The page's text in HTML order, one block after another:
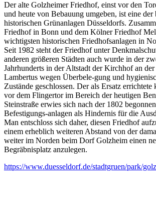
Der alte Golzheimer Friedhof, einst vor den
und heute von Bebauung umgeben, ist eine der
historischen Grünanlagen Düsseldorfs.
Friedhof in Bonn und dem Kölner Friedhof
wichtigsten historischen Friedhofsanlagen in
Seit 1982 steht der Friedhof unter
anderen größeren Städten auch wurde in der
Jahrhunderts in der Altstadt der Kirchhof an
Lambertus wegen Überbele-gung und
Zustände geschlossen. Der als Ersatz
vor dem Flingertor im Bereich der heutigen
Steinstraße erwies sich nach der 1802
Befestigungs-anlagen als Hindernis für die
Man entschloss sich daher, diesen Friedhof
einem erheblich weiteren Abstand von der
weiter im Norden beim Dorf Golzheim einen
Begräbnisplatz anzulegen.
https://www.duesseldorf.de/stadtgruen/park/